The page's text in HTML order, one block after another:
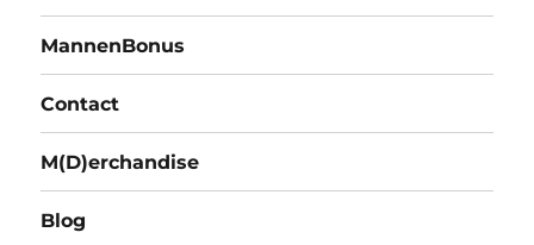
MannenBonus
Contact
M(D)erchandise
Blog